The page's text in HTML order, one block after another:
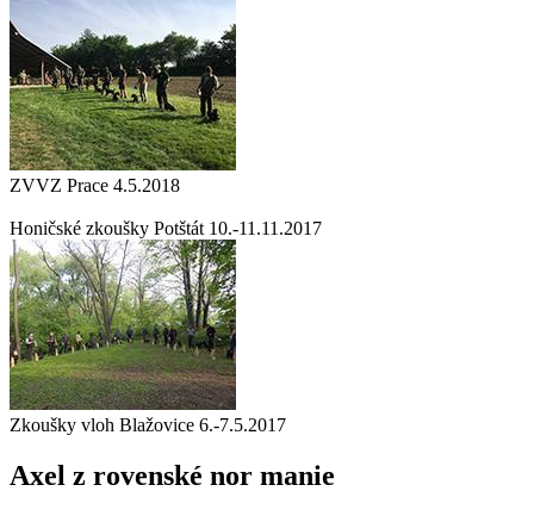
ZVVZ Prace 4.5.2018
Honičské zkoušky Potštát 10.-11.11.2017
Zkoušky vloh Blažovice 6.-7.5.2017
Axel z rovenské nor manie